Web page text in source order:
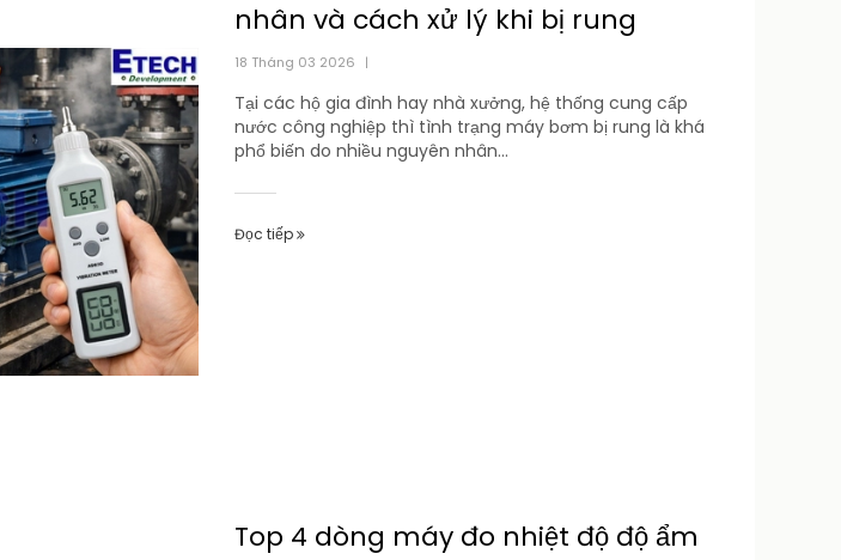
nhân và cách xử lý khi bị rung
18 Tháng 03 2026 |
Tại các hộ gia đình hay nhà xưởng, hệ thống cung cấp
nước công nghiệp thì tình trạng máy bơm bị rung là khá
phổ biến do nhiều nguyên nhân...
Đọc tiếp
Top 4 dòng máy đo nhiệt độ độ ẩm